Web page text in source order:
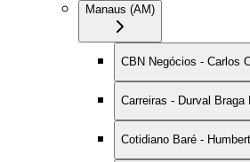
Manaus (AM)
CBN Negócios - Carlos
Carreiras - Durval Braga
Cotidiano Baré -